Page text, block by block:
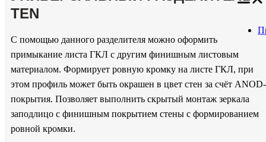
TEN
С помощью данного разделителя можно оформить
примыкание листа ГКЛ с другим финишным листовым
материалом. Формирует ровную кромку на листе ГКЛ, при
этом профиль может быть окрашен в цвет стен за счёт ANOD-
покрытия. Позволяет выполнить скрытый монтаж зеркала
заподлицо с финишным покрытием стены с формированием
ровной кромки.